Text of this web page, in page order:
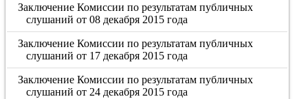
Заключение Комиссии по результатам публичных
слушаний от 08 декабря 2015 года
Заключение Комиссии по результатам публичных
слушаний от 17 декабря 2015 года
Заключение Комиссии по результатам публичных
слушаний от 24 декабря 2015 года